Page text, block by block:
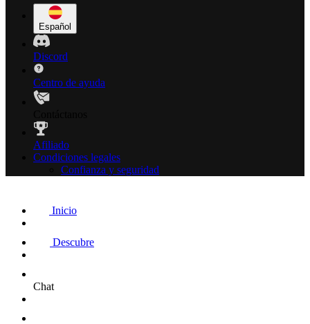
Español
Discord
Centro de ayuda
Afiliado
Condiciones legales
Confianza y seguridad
Inicio
Descubre
Chat